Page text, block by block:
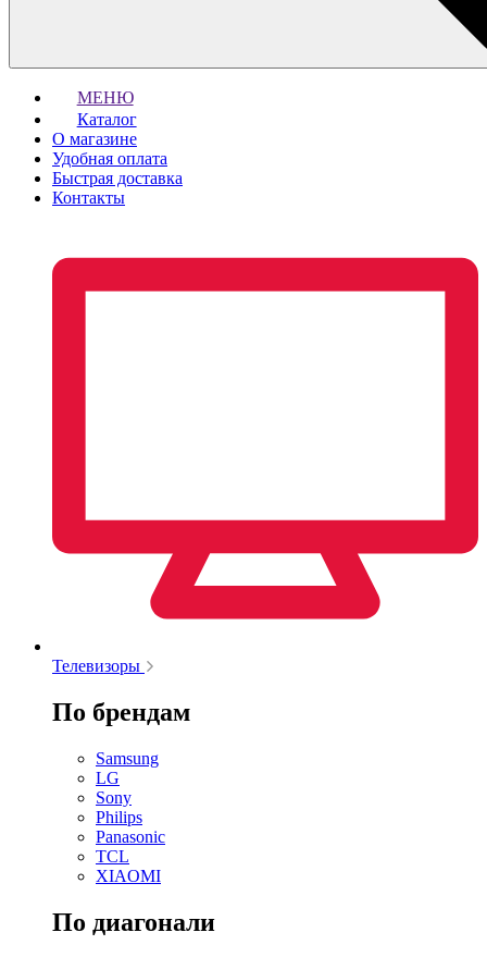
МЕНЮ
Каталог
О магазине
Удобная оплата
Быстрая доставка
Контакты
Телевизоры
По брендам
Samsung
LG
Sony
Philips
Panasonic
TCL
XIAOMI
По диагонали